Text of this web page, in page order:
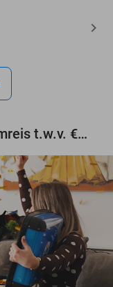
Maak gratis kans op een droomreis t.w.v. €3.000!